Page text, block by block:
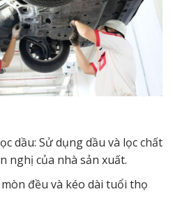
dầu: Sử dụng dầu và lọc chất
nghị của nhà sản xuất.
đều và kéo dài tuổi thọ